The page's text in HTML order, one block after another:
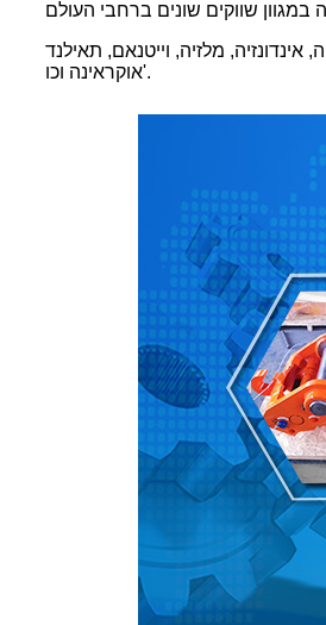
מלזיה, וייטנאם, תאילנד
אוקראינה וכו'.